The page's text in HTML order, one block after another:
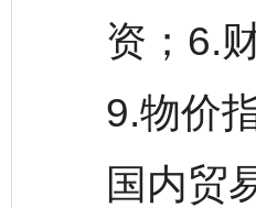
资；6.
9.物价
国内贸